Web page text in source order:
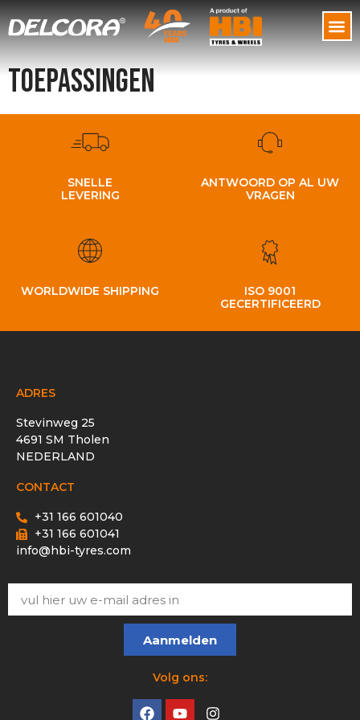
Toepassingen
SNELLE
LEVERING
ANTWOORD OP AL UW
VRAGEN
WORLDWIDE SHIPPING
ISO 9001
GECERTIFICEERD
ADRES
Stevinweg 25
4691 SM Tholen
NEDERLAND
CONTACT
+31 166 601040
+31 166 601041
info@hbi-tyres.com
Aanmelden
Volg ons: